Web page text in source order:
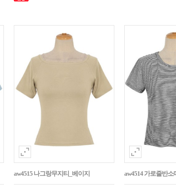
aw4515 나그랑무지티_베이지 aw4514 가로줄반소